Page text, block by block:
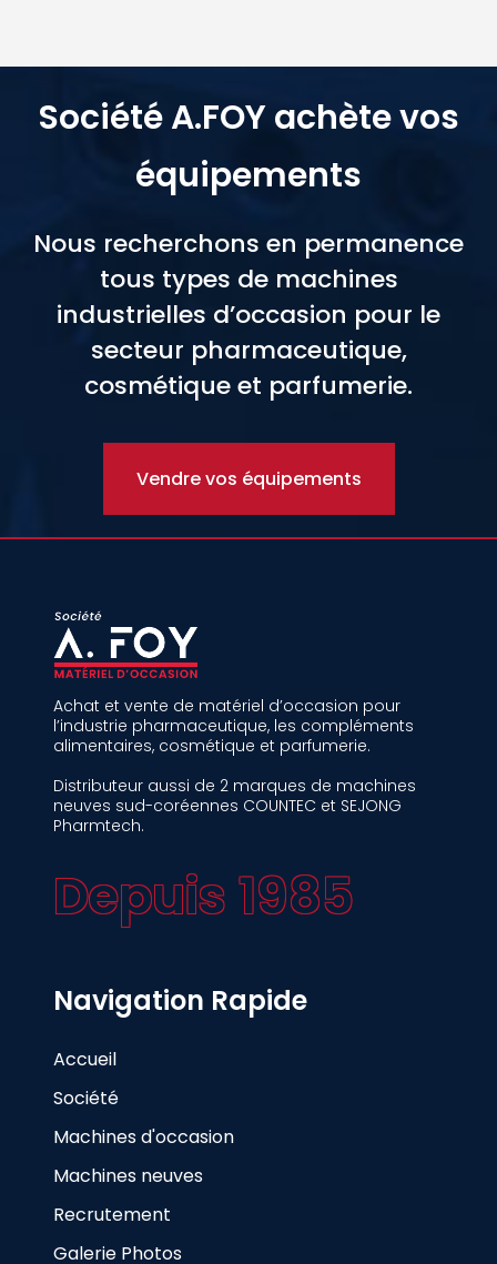
Société A.FOY achète vos
équipements
Nous recherchons en permanence
tous types de machines
industrielles d’occasion pour le
secteur pharmaceutique,
cosmétique et parfumerie.
Vendre vos équipements
Achat et vente de matériel d’occasion pour
l’industrie pharmaceutique, les compléments
alimentaires, cosmétique et parfumerie.
Distributeur aussi de 2 marques de machines
neuves sud-coréennes COUNTEC et SEJONG
Pharmtech.
Depuis 1985
Navigation Rapide
Accueil
Société
Machines d'occasion
Machines neuves
Recrutement
Galerie Photos